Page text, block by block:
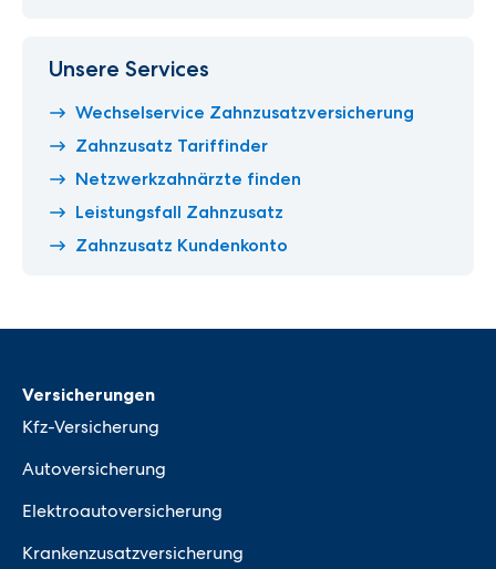
Unsere Services
Wechselservice Zahnzusatzversicherung
Zahnzusatz Tariffinder
Netzwerkzahnärzte finden
Leistungsfall Zahnzusatz
Zahnzusatz Kundenkonto
Versicherungen
Kfz-Versicherung
Autoversicherung
Elektroautoversicherung
Krankenzusatzversicherung